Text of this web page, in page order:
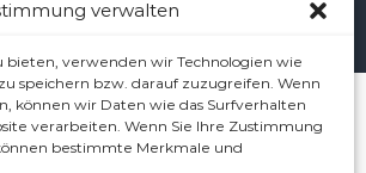
verwalten
bieten, verwenden wir Technologien wie
speichern bzw. darauf zuzugreifen. Wenn
können wir Daten wie das Surfverhalten
verarbeiten. Wenn Sie Ihre Zustimmung
bestimmte Merkmale und
(Disclaimer) Cookie-Richtlinie (EU)